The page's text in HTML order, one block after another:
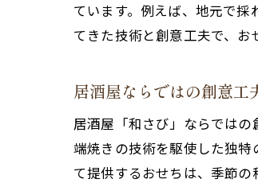
ています。例えば、地元で
てきた技術と創意工夫で、お
居酒屋ならではの創意工
居酒屋「和さび」ならでは
端焼きの技術を駆使した独
て提供するおせちは、季節